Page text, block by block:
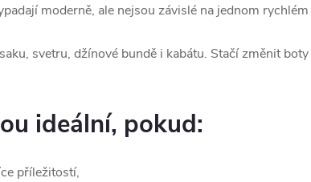
moderně, ale nejsou závislé na jednom
svetru, džínové bundě i kabátu. Stačí změnit
ideální, pokud:
příležitostí,